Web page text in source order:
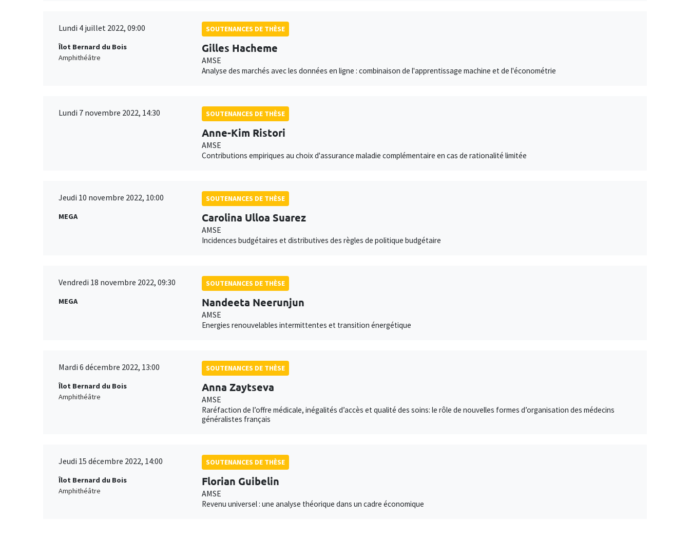
Lundi 4 juillet 2022, 09:00
Îlot Bernard du Bois
Amphithéâtre
SOUTENANCES DE THÈSE
Gilles Hacheme
AMSE
Analyse des marchés avec les données en ligne : combinaison de l'apprentissage machine et de l'économétrie
Lundi 7 novembre 2022, 14:30 SOUTENANCES DE THÈSE
Anne-Kim Ristori
AMSE
Contributions empiriques au choix d'assurance maladie complémentaire en cas de rationalité limitée
Jeudi 10 novembre 2022, 10:00
MEGA
SOUTENANCES DE THÈSE
Carolina Ulloa Suarez
AMSE
Incidences budgétaires et distributives des règles de politique budgétaire
Vendredi 18 novembre 2022, 09:30
MEGA
SOUTENANCES DE THÈSE
Nandeeta Neerunjun
AMSE
Energies renouvelables intermittentes et transition énergétique
Mardi 6 décembre 2022, 13:00
Îlot Bernard du Bois
Amphithéâtre
SOUTENANCES DE THÈSE
Anna Zaytseva
AMSE
Raréfaction de l’offre médicale, inégalités d’accès et qualité des soins: le rôle de nouvelles formes d’organisation des médecins
généralistes français
Jeudi 15 décembre 2022, 14:00
Îlot Bernard du Bois
Amphithéâtre
SOUTENANCES DE THÈSE
Florian Guibelin
AMSE
Revenu universel : une analyse théorique dans un cadre économique